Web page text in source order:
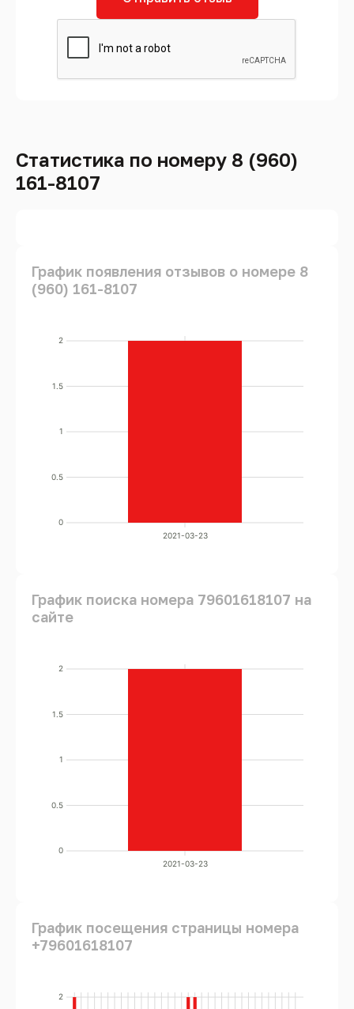
Статистика по номеру 8 (960)
161-8107
График появления отзывов о номере 8
(960) 161-8107
0
0.5
1
1.5
2
2021-03-23
График поиска номера 79601618107 на
сайте
0
0.5
1
1.5
2
2021-03-23
График посещения страницы номера
+79601618107
2